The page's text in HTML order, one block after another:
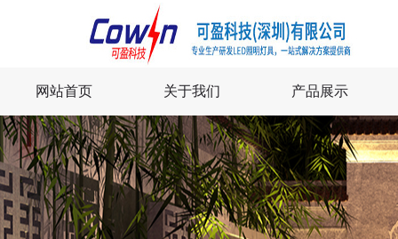
网站首页 关于我们 产品展示